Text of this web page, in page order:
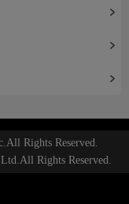
Rights Reserved.
Rights Reserved.